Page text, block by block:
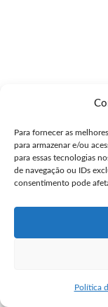
Para fornecer as
para armazenar e/ou
para essas tecnologias
de navegação ou IDs
consentimento pode
Política